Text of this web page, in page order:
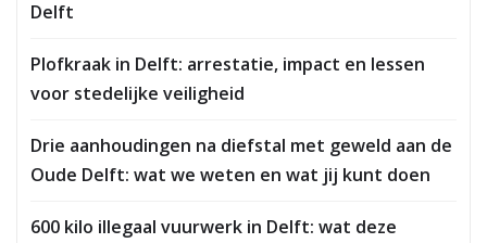
Delft
Plofkraak in Delft: arrestatie, impact en lessen
voor stedelijke veiligheid
Drie aanhoudingen na diefstal met geweld aan de
Oude Delft: wat we weten en wat jij kunt doen
600 kilo illegaal vuurwerk in Delft: wat deze